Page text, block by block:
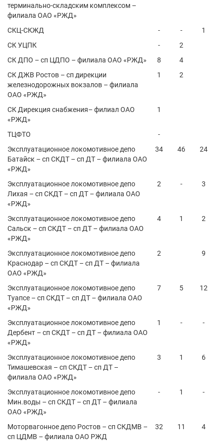
терминально-складским комплексом –
филиала ОАО «РЖД»
СКЦ-СКЖД - -
1
СК УЦПК
-
2
СК ДПО – сп ЦДПО – филиала ОАО «РЖД»
8
4
СК ДЖВ Ростов – сп дирекции
железнодорожных вокзалов – филиала
ОАО «РЖД»
1 2
СК Дирекция снабжения– филиал ОАО
«РЖД»
1
ТЦФТО
-
Эксплуатационное локомотивное депо
Батайск – сп СКДТ – сп ДТ – филиала ОАО
«РЖД»
34 46 24
Эксплуатационное локомотивное депо
Лихая – сп СКДТ – сп ДТ – филиала ОАО
«РЖД»
2 - 3
Эксплуатационное локомотивное депо
Сальск – сп СКДТ – сп ДТ – филиала ОАО
«РЖД»
4 1 2
Эксплуатационное локомотивное депо
Краснодар – сп СКДТ – сп ДТ – филиала
ОАО «РЖД»
2 9
Эксплуатационное локомотивное депо
Туапсе – сп СКДТ – сп ДТ – филиала ОАО
«РЖД»
7 5 12
Эксплуатационное локомотивное депо
Дербент – сп СКДТ – сп ДТ – филиала ОАО
«РЖД»
1 - -
Эксплуатационное локомотивное депо
Тимашевская – сп СКДТ – сп ДТ –
филиала ОАО «РЖД»
3 1 6
Эксплуатационное локомотивное депо
Мин.воды – сп СКДТ – сп ДТ – филиала
ОАО «РЖД»
- 1 -
Моторвагонное депо Ростов – сп СКДМВ –
сп ЦДМВ – филиала ОАО РЖД
32 11 4